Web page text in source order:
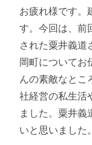
お疲れ様です。
す。今回は、前
された粟井義道
岡町についてお
んの素敵なとこ
社経営の私生活
ました。粟井義
いと思いました。